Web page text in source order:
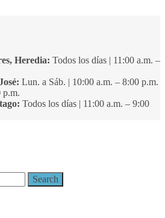
Heredia: Todos los días | 11:00 a.m. –
Lun. a Sáb. | 10:00 a.m. – 8:00 p.m.
p.m.
Todos los días | 11:00 a.m. – 9:00
Search
Search